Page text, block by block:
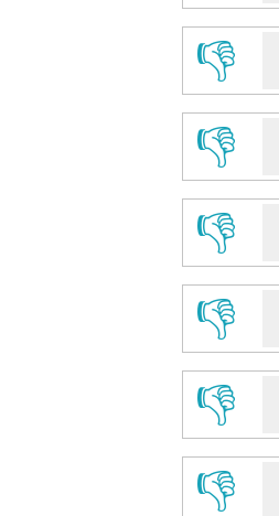
👎
👎
👎
👎
👎
👎